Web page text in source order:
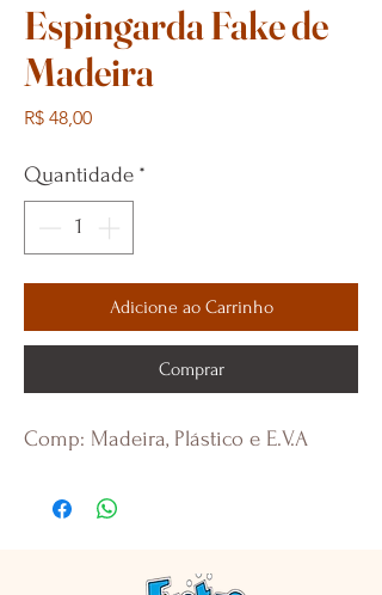
Espingarda Fake de
Madeira
R$ 48,00Preço
Quantidade *
Adicione ao Carrinho
Comprar
Comp: Madeira, Plástico e E.V.A